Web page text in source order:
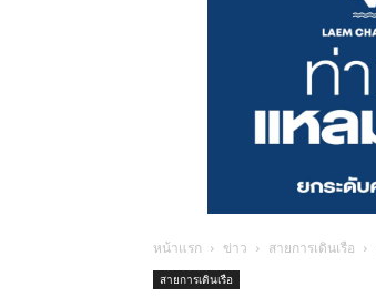
หน้าแรก ข่าว สายการเดินเรือ
สายการเดินเรือ